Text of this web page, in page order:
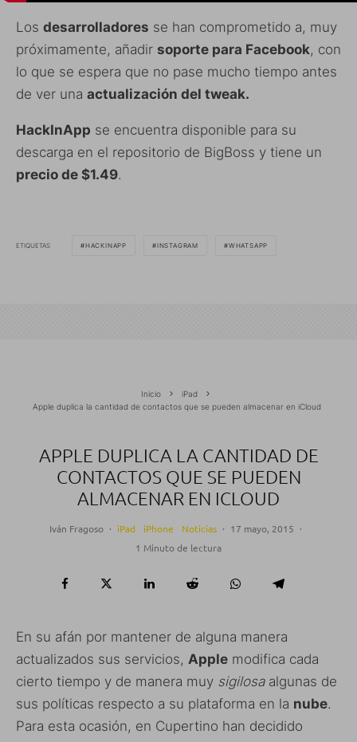
Los desarrolladores se han comprometido a, muy
próximamente, añadir soporte para Facebook, con
lo que se espera que no pase mucho tiempo antes
de ver una actualización del tweak.
HackInApp se encuentra disponible para su
descarga en el repositorio de BigBoss y tiene un
precio de $1.49.
ETIQUETAS HACKINAPP INSTAGRAM WHATSAPP
Inicio
iPad
Apple duplica la cantidad de contactos que se pueden almacenar en iCloud
APPLE DUPLICA LA CANTIDAD DE
CONTACTOS QUE SE PUEDEN
ALMACENAR EN ICLOUD
Iván Fragoso · iPad iPhone Noticias · 17 mayo, 2015 ·
1 Minuto de lectura
En su afán por mantener de alguna manera
actualizados sus servicios, Apple modifica cada
cierto tiempo y de manera muy sigilosaalgunas de
sus políticas respecto a su plataforma en la nube.
Para esta ocasión, en Cupertino han decidido